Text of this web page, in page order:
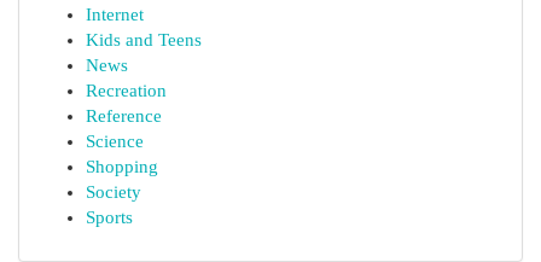
Internet
Kids and Teens
News
Recreation
Reference
Science
Shopping
Society
Sports